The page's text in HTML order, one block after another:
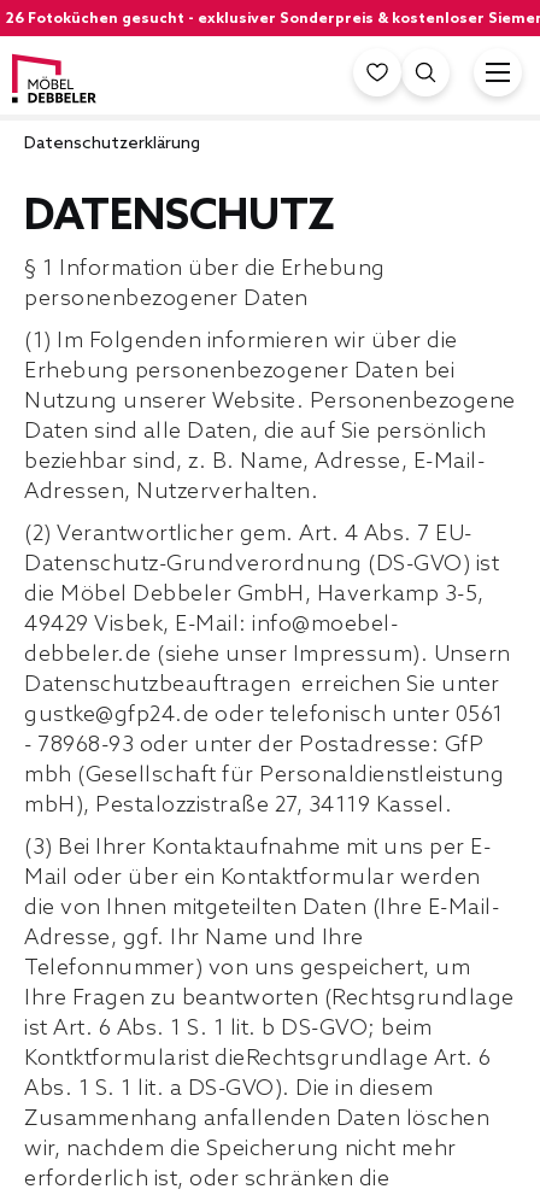
gesucht - exklusiver Sonderpreis & kostenloser Siemens
Datenschutzerklärung
DATENSCHUTZ
§ 1 Information über die Erhebung
personenbezogener Daten
(1) Im Folgenden informieren wir über die
Erhebung personenbezogener Daten bei
Nutzung unserer Website. Personenbezogene
Daten sind alle Daten, die auf Sie persönlich
beziehbar sind, z. B. Name, Adresse, E-Mail-
Adressen, Nutzerverhalten.
(2) Verantwortlicher gem. Art. 4 Abs. 7 EU-
Datenschutz-Grundverordnung (DS-GVO) ist
die Möbel Debbeler GmbH, Haverkamp 3-5,
49429 Visbek, E-Mail: info@moebel-
debbeler.de (siehe unser Impressum). Unsern
Datenschutzbeauftragen erreichen Sie unter
gustke@gfp24.de oder telefonisch unter 0561
- 78968-93 oder unter der Postadresse: GfP
mbh (Gesellschaft für Personaldienstleistung
mbH), Pestalozzistraße 27, 34119 Kassel.
(3) Bei Ihrer Kontaktaufnahme mit uns per E-
Mail oder über ein Kontaktformular werden
die von Ihnen mitgeteilten Daten (Ihre E-Mail-
Adresse, ggf. Ihr Name und Ihre
Telefonnummer) von uns gespeichert, um
Ihre Fragen zu beantworten (Rechtsgrundlage
ist Art. 6 Abs. 1 S. 1 lit. b DS-GVO; beim
Kontktformularist dieRechtsgrundlage Art. 6
Abs. 1 S. 1 lit. a DS-GVO). Die in diesem
Zusammenhang anfallenden Daten löschen
wir, nachdem die Speicherung nicht mehr
erforderlich ist, oder schränken die